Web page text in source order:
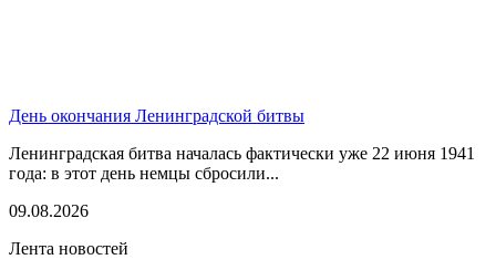
День окончания Ленинградской битвы
Ленинградская битва началась фактически уже 22 июня 1941
года: в этот день немцы сбросили...
09.08.2026
Лента новостей